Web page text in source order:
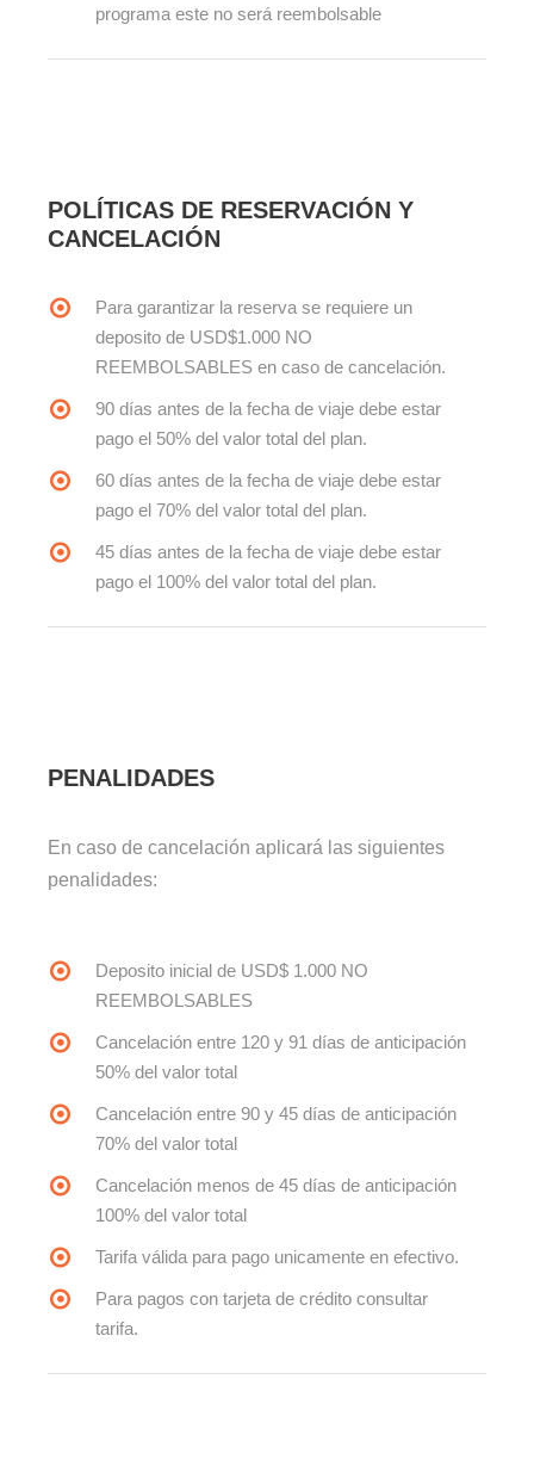
programa este no será reembolsable
POLÍTICAS DE RESERVACIÓN Y
CANCELACIÓN
Para garantizar la reserva se requiere un
deposito de USD$1.000 NO
REEMBOLSABLES en caso de cancelación.
90 días antes de la fecha de viaje debe estar
pago el 50% del valor total del plan.
60 días antes de la fecha de viaje debe estar
pago el 70% del valor total del plan.
45 días antes de la fecha de viaje debe estar
pago el 100% del valor total del plan.
PENALIDADES
En caso de cancelación aplicará las siguientes
penalidades:
Deposito inicial de USD$ 1.000 NO
REEMBOLSABLES
Cancelación entre 120 y 91 días de anticipación
50% del valor total
Cancelación entre 90 y 45 días de anticipación
70% del valor total
Cancelación menos de 45 días de anticipación
100% del valor total
Tarifa válida para pago unicamente en efectivo.
Para pagos con tarjeta de crédito consultar
tarifa.